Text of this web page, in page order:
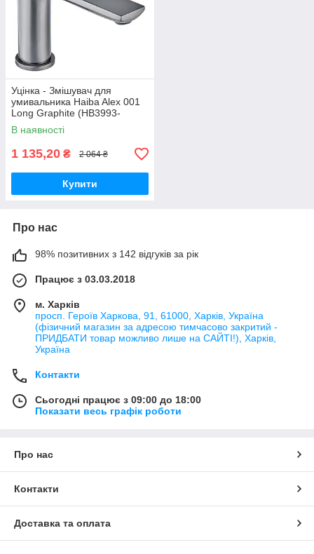
Уцінка - Змішувач для
умивальника Haiba Alex 001
Long Graphite (HB3993-
20260604-7971)
В наявності
1 135,20 ₴ 2 064 ₴
Купити
Про нас
98% позитивних з 142 відгуків за рік
Працює з 03.03.2018
м. Харків
просп. Героїв Харкова, 91, 61000, Харків, Україна
(фізичний магазин за адресою тимчасово закритий -
ПРИДБАТИ товар можливо лише на САЙТІ!), Харків,
Україна
Контакти
Сьогодні працює з 09:00 до 18:00
Показати весь графік роботи
Про нас
Контакти
Доставка та оплата